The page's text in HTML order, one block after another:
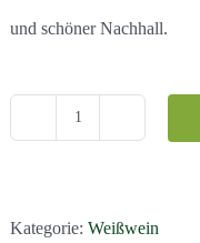
und schöner Nachhall.
Südsteiermark
Kategorie: Weißwein